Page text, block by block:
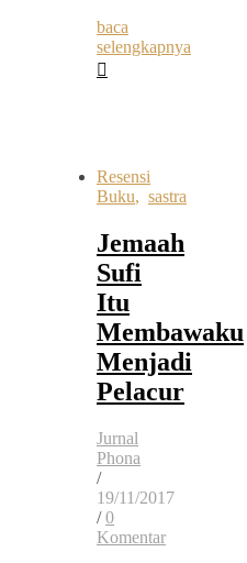
baca
selengkapnya
Resensi
Buku, sastra
Jemaah
Sufi
Itu
Membawaku
Menjadi
Pelacur
Jurnal
Phona
/
19/11/2017
/ 0
Komentar